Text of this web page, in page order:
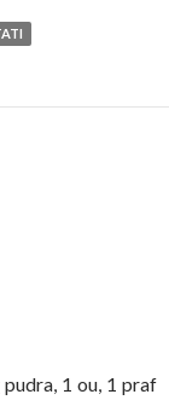
pudra, 1 ou, 1 praf